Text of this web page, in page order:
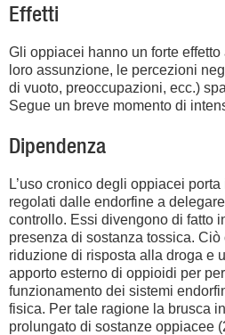
Effetti
Gli oppiacei hanno un forte
loro assunzione, le percezioni
di vuoto, preoccupazioni, ecc.)
Segue un breve momento di
Dipendenza
L’uso cronico degli oppiacei
regolati dalle endorfine a
controllo. Essi divengono di fatto
presenza di sostanza tossica.
riduzione di risposta alla droga e
apporto esterno di oppioidi per
funzionamento dei sistemi
fisica. Per tale ragione la brusca
prolungato di sostanze oppiacee